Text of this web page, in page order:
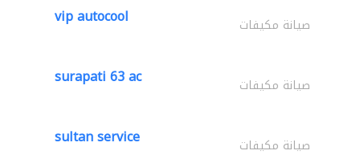
vip autocool صيانة مكيفات
surapati 63 ac صيانة مكيفات
sultan service صيانة مكيفات